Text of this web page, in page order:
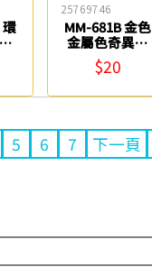
25769746
MM-681B 金色
金屬色奇異筆
雄獅
$20
5 6 7 下一頁